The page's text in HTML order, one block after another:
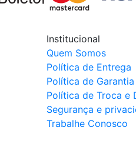
Institucional
Quem Somos
Política de Entrega
Política de Garantia
Política de Troca e
Segurança e
Trabalhe Conosco